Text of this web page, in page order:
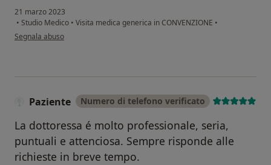
21 marzo 2023
• Studio Medico • Visita medica generica in CONVENZIONE •
secondo l'opinione dell'utente Bianca
Segnala abuso
Paziente Numero di telefono verificato
La dottoressa é molto professionale, seria,
puntuali e attenciosa. Sempre risponde alle
richieste in breve tempo.